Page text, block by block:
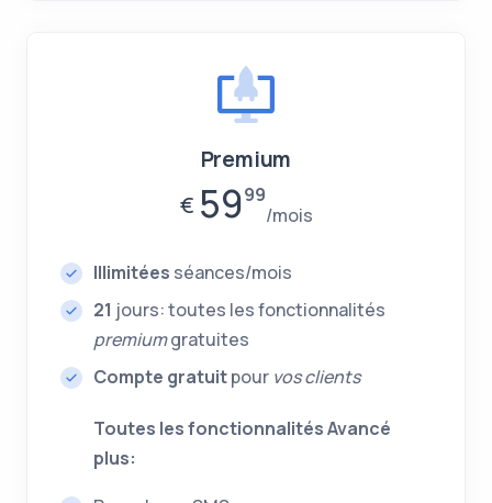
Premium
€ 5999
mois
Illimitées séances/mois
21 jours: toutes les fonctionnalités
premiumgratuites
Compte gratuitpour vos clients
Toutes les fonctionnalités Avancé
plus: